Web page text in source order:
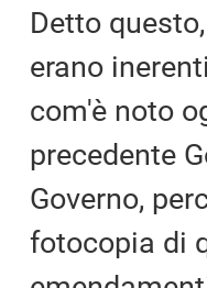
Detto
erano
com'è noto
precedente
Governo,
fotocopia di